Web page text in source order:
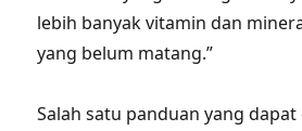
lebih banyak vitamin dan
yang belum matang.”
Salah satu panduan yang